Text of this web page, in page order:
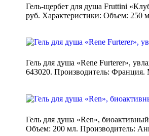
Гель-щербет для душа Fruttini
руб. Характеристики: Объем: 250
Гель для душа «Rene Furterer»,
643020. Производитель: Франция.
Гель для душа «Ren»,
Объем: 200 мл. Производитель: